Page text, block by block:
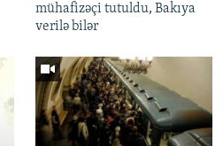
mühafizəçi tutuldu, Bakıya
verilə bilər